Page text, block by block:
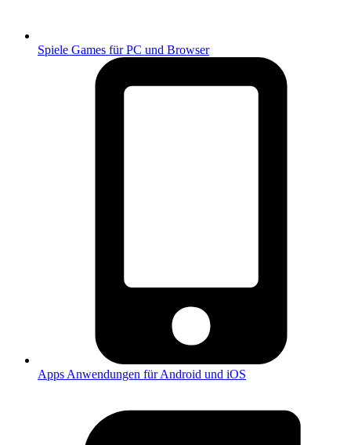
Spiele Games für PC und Browser
Apps Anwendungen für Android und iOS